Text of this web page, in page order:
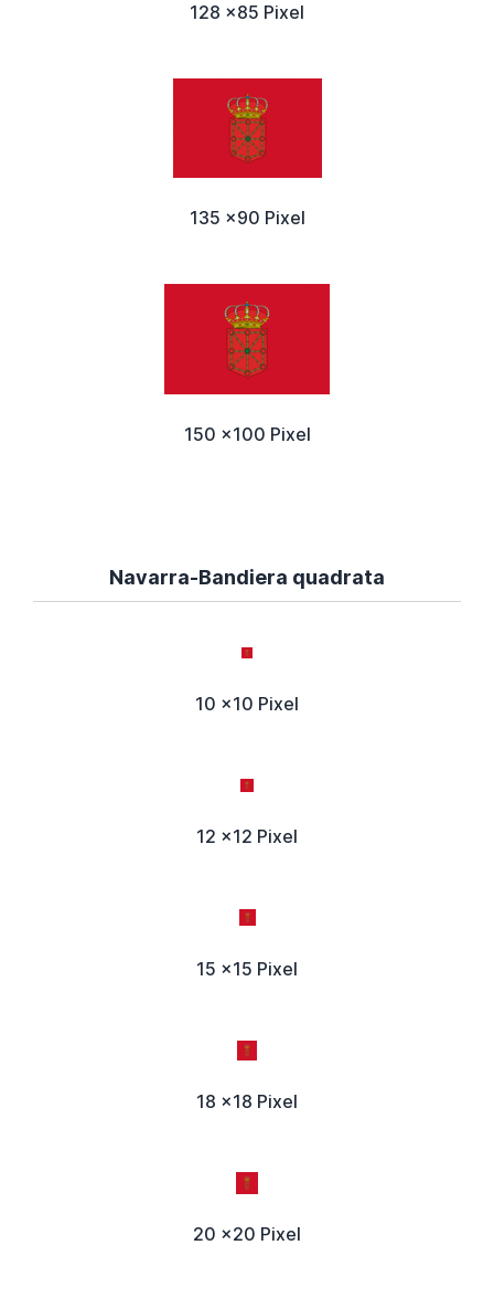
128 x85 Pixel
135 x90 Pixel
150 x100 Pixel
Navarra-Bandiera quadrata
10 x10 Pixel
12 x12 Pixel
15 x15 Pixel
18 x18 Pixel
20 x20 Pixel